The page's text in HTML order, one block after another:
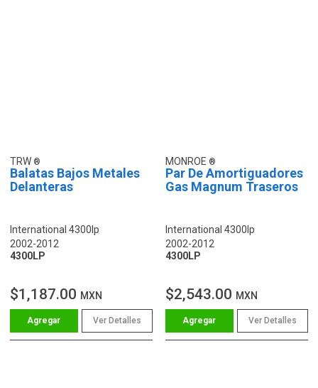
TRW
Balatas Bajos Metales
Delanteras
International 4300lp
2002-2012
4300LP
$1,187.00 MXN
Ver Detalles
MONROE
Par De Amortiguadores
Gas Magnum Traseros
International 4300lp
2002-2012
4300LP
$2,543.00 MXN
Ver Detalles